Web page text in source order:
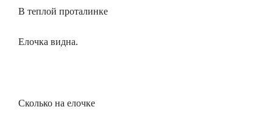
В теплой проталинке
Елочка видна.
Сколько на елочке